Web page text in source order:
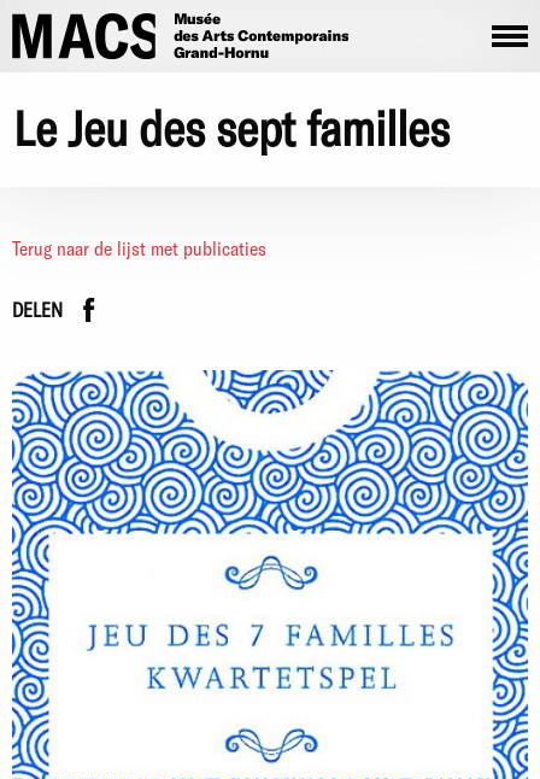
Overslaan en naar de inhoud gaan
Le Jeu des sept familles
Terug naar de lijst met publicaties
DELEN